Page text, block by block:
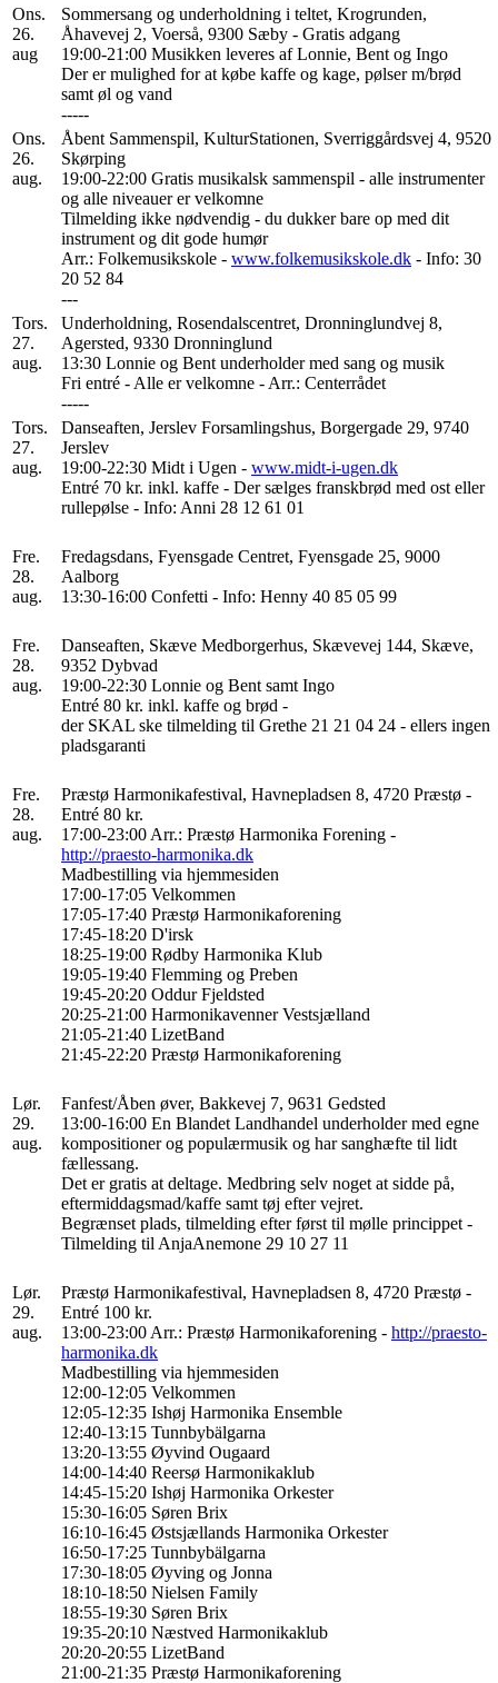
Ons.
26.
aug
Sommersang og underholdning i teltet, Krogrunden,
Åhavevej 2, Voerså, 9300 Sæby - Gratis adgang
19:00-21:00 Musikken leveres af Lonnie, Bent og Ingo
Der er mulighed for at købe kaffe og kage, pølser m/brød
samt øl og vand
-----
Ons.
26.
aug.
Åbent Sammenspil, KulturStationen, Sverriggårdsvej 4, 9520
Skørping
19:00-22:00 Gratis musikalsk sammenspil - alle instrumenter
og alle niveauer er velkomne
Tilmelding ikke nødvendig - du dukker bare op med dit
instrument og dit gode humør
Arr.: Folkemusikskole - www.folkemusikskole.dk - Info: 30
20 52 84
---
Tors.
27.
aug.
Underholdning, Rosendalscentret, Dronninglundvej 8,
Agersted, 9330 Dronninglund
13:30 Lonnie og Bent underholder med sang og musik
Fri entré - Alle er velkomne - Arr.: Centerrådet
-----
Tors.
27.
aug.
Danseaften, Jerslev Forsamlingshus, Borgergade 29, 9740
Jerslev
19:00-22:30 Midt i Ugen - www.midt-i-ugen.dk
Entré 70 kr. inkl. kaffe - Der sælges franskbrød med ost eller
rullepølse - Info: Anni 28 12 61 01
Fre.
28.
aug.
Fredagsdans, Fyensgade Centret, Fyensgade 25, 9000
Aalborg
13:30-16:00 Confetti - Info: Henny 40 85 05 99
Fre.
28.
aug.
Danseaften, Skæve Medborgerhus, Skævevej 144, Skæve,
9352 Dybvad
19:00-22:30 Lonnie og Bent samt Ingo
Entré 80 kr. inkl. kaffe og brød -
der SKAL ske tilmelding til Grethe 21 21 04 24 - ellers ingen
pladsgaranti
Fre.
28.
aug.
Præstø Harmonikafestival, Havnepladsen 8, 4720 Præstø -
Entré 80 kr.
17:00-23:00 Arr.: Præstø Harmonika Forening -
http://praesto-harmonika.dk
Madbestilling via hjemmesiden
17:00-17:05 Velkommen
17:05-17:40 Præstø Harmonikaforening
17:45-18:20 D'irsk
18:25-19:00 Rødby Harmonika Klub
19:05-19:40 Flemming og Preben
19:45-20:20 Oddur Fjeldsted
20:25-21:00 Harmonikavenner Vestsjælland
21:05-21:40 LizetBand
21:45-22:20 Præstø Harmonikaforening
Lør.
29.
aug.
Fanfest/Åben øver, Bakkevej 7, 9631 Gedsted
13:00-16:00 En Blandet Landhandel underholder med egne
kompositioner og populærmusik og har sanghæfte til lidt
fællessang.
Det er gratis at deltage. Medbring selv noget at sidde på,
eftermiddagsmad/kaffe samt tøj efter vejret.
Begrænset plads, tilmelding efter først til mølle princippet -
Tilmelding til AnjaAnemone 29 10 27 11
Lør.
29.
aug.
Præstø Harmonikafestival, Havnepladsen 8, 4720 Præstø -
Entré 100 kr.
13:00-23:00 Arr.: Præstø Harmonikaforening - http://praesto-
harmonika.dk
Madbestilling via hjemmesiden
12:00-12:05 Velkommen
12:05-12:35 Ishøj Harmonika Ensemble
12:40-13:15 Tunnbybälgarna
13:20-13:55 Øyvind Ougaard
14:00-14:40 Reersø Harmonikaklub
14:45-15:20 Ishøj Harmonika Orkester
15:30-16:05 Søren Brix
16:10-16:45 Østsjællands Harmonika Orkester
16:50-17:25 Tunnbybälgarna
17:30-18:05 Øyving og Jonna
18:10-18:50 Nielsen Family
18:55-19:30 Søren Brix
19:35-20:10 Næstved Harmonikaklub
20:20-20:55 LizetBand
21:00-21:35 Præstø Harmonikaforening